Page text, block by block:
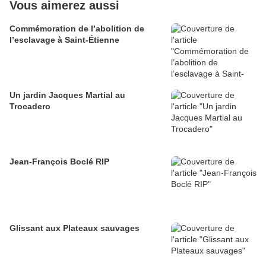
Vous aimerez aussi
Commémoration de l’abolition de
l’esclavage à Saint-Étienne
Un jardin Jacques Martial au
Trocadero
Jean-François Boclé RIP
Glissant aux Plateaux sauvages